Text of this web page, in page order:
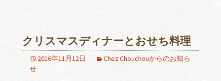
クリスマスディナーとおせち料理
2016年11月12日
Chez Chouchouからのお知ら
せ